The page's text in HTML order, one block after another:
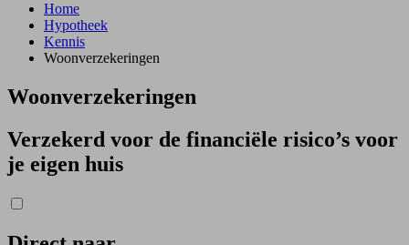
Home
Hypotheek
Kennis
Woonverzekeringen
Woonverzekeringen
Verzekerd voor de financiële risico’s voor
je eigen huis